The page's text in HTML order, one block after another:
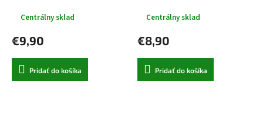
Centrálny sklad
€9,90
Pridať do košíka
Centrálny sklad
€8,90
Pridať do košíka